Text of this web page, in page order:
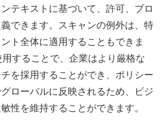
テキストに基づいて、許可、ブロ
できます。スキャンの例外は、特
ト全体に適用することもできま
することで、企業はより厳格な
を採用することができ、ポリシー
ローバルに反映されるため、ビジ
性を維持することができます。